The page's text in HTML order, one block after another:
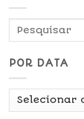
POR DATA
Por